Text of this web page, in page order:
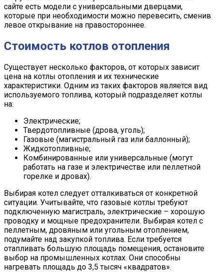
сайте есть модели с универсальными дверцами,
которые при необходимости можно перевесить, сменив
левое открывание на правостороннее.
Стоимость котлов отопления
Существует несколько факторов, от которых зависит
цена на котлы отопления и их технические
характеристики. Одним из таких факторов является вид
используемого топлива, который подразделяет котлы
на:
Электрические;
Твердотопливные (дрова, уголь);
Газовые (магистральный газ или баллонный);
Жидкотопливные;
Комбинированные или универсальные (могут
работать на газе и электричестве или пеллетной
горелке и дровах).
Выбирая котел следует отталкиваться от конкретной
ситуации. Учитывайте, что газовые котлы требуют
подключенную магистраль, электрические – хорошую
проводку и мощные предохранители. Выбирая котел с
пеллетным, дровяным или угольным отоплением,
подумайте над закупкой топлива. Если требуется
отапливать большую площадь помещения, остановите
выбор на промышленных котлах. Они способны
нагревать площадь до 3,5 тысяч «квадратов».